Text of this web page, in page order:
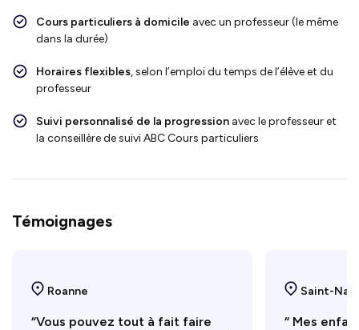
Cours particuliers à domicile avec un professeur (le même
dans la durée)
Horaires flexibles, selon l’emploi du temps de l’élève et du
professeur
Suivi personnalisé de la progression avec le professeur et
la conseillère de suivi ABC Cours particuliers
Témoignages
Roanne
“Vous pouvez tout à fait faire
Saint-
“ Mes